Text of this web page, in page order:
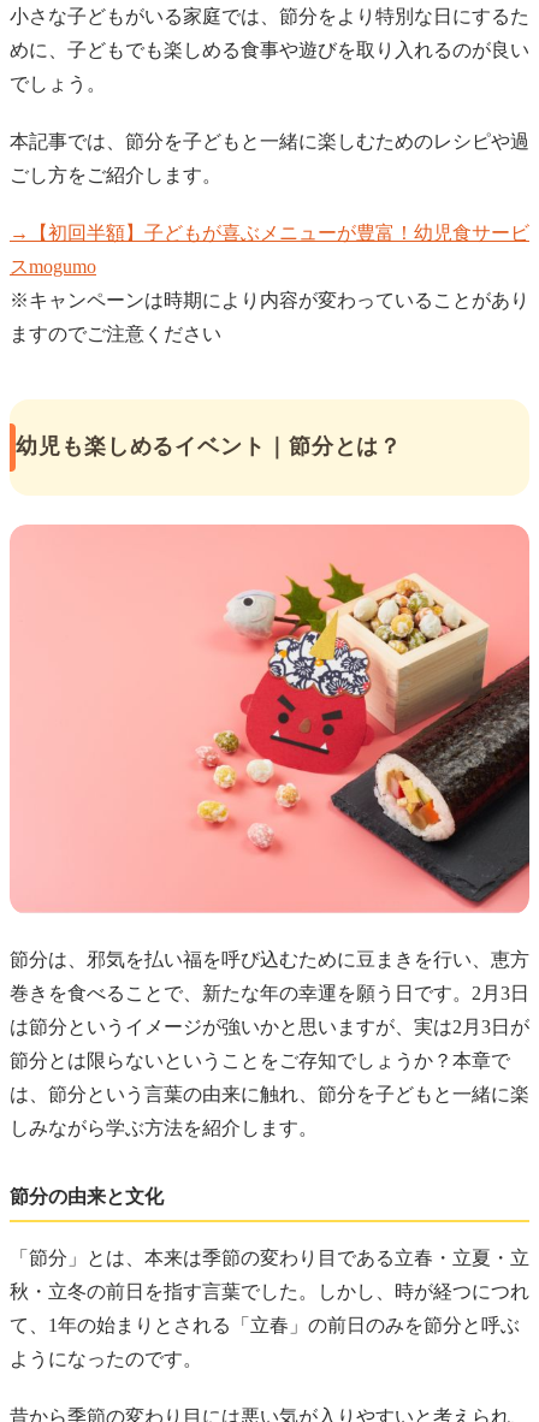
小さな子どもがいる家庭では、節分をより特別な日にするた
めに、子どもでも楽しめる食事や遊びを取り入れるのが良い
でしょう。
本記事では、節分を子どもと一緒に楽しむためのレシピや過
ごし方をご紹介します。
→【初回半額】子どもが喜ぶメニューが豊富！幼児食サービ
スmogumo
※キャンペーンは時期により内容が変わっていることがあり
ますのでご注意ください
幼児も楽しめるイベント｜節分とは？
節分は、邪気を払い福を呼び込むために豆まきを行い、恵方
巻きを食べることで、新たな年の幸運を願う日です。2月3日
は節分というイメージが強いかと思いますが、実は2月3日が
節分とは限らないということをご存知でしょうか？本章で
は、節分という言葉の由来に触れ、節分を子どもと一緒に楽
しみながら学ぶ方法を紹介します。
節分の由来と文化
「節分」とは、本来は季節の変わり目である立春・立夏・立
秋・立冬の前日を指す言葉でした。しかし、時が経つにつれ
て、1年の始まりとされる「立春」の前日のみを節分と呼ぶ
ようになったのです。
昔から季節の変わり目には悪い気が入りやすいと考えられ、